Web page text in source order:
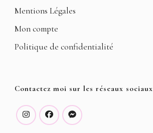
Mentions Légales
Mon compte
Politique de confidentialité
Contactez moi sur les réseaux sociaux